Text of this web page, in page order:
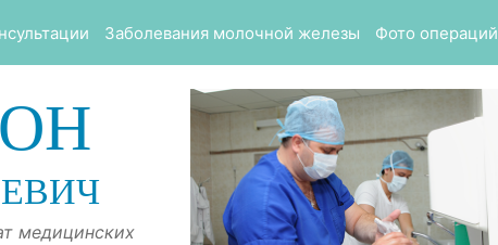
Заболевания молочной железы Фото операций
медицинских